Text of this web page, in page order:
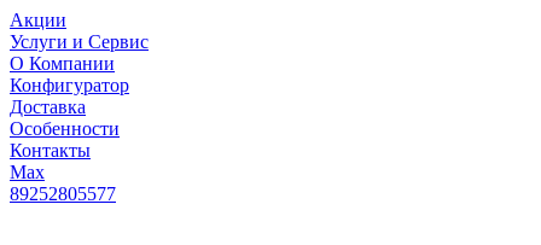
Акции
Услуги и Сервис
О Компании
Конфигуратор
Доставка
Особенности
Контакты
Max
89252805577